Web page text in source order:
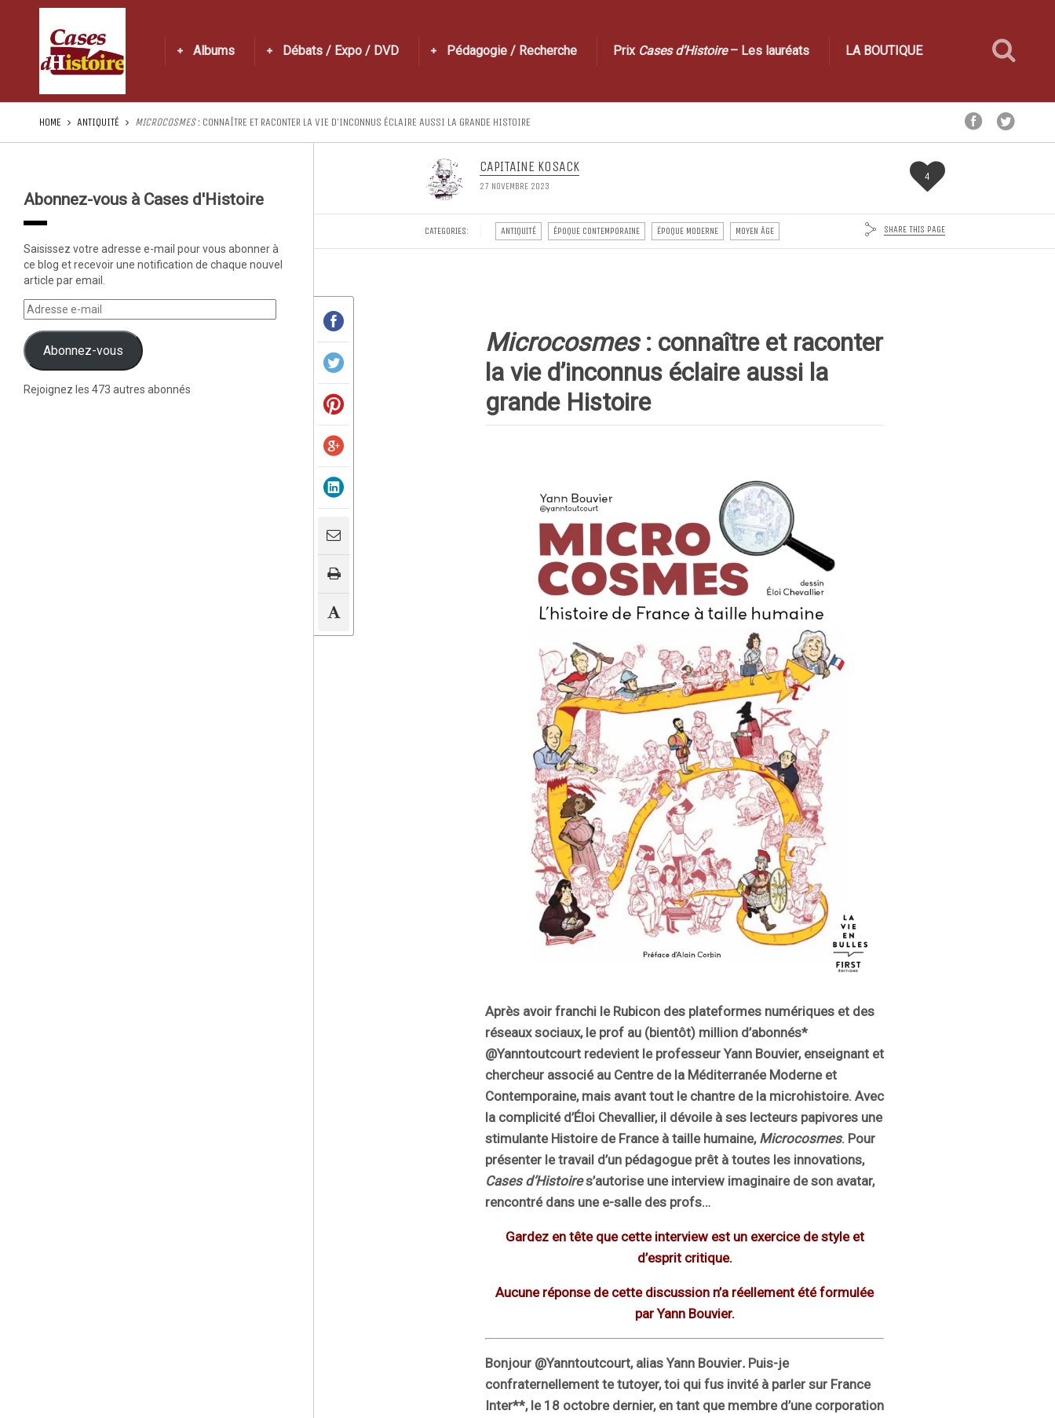
Albums Débats / Expo / DVD Pédagogie / Recherche Prix Cases d’Histoire– Les lauréats LA BOUTIQUE
HOME ANTIQUITÉ MICROCOSMES: CONNAÎTRE ET RACONTER LA VIE D’INCONNUS ÉCLAIRE AUSSI LA GRANDE HISTOIRE
Abonnez-vous à Cases d'Histoire
Saisissez votre adresse e-mail pour vous abonner à
ce blog et recevoir une notification de chaque nouvel
article par email.
Abonnez-vous
Rejoignez les 473 autres abonnés
CAPITAINE KOSACK
27 NOVEMBRE 2023
4
CATEGORIES: ANTIQUITÉ ÉPOQUE CONTEMPORAINE ÉPOQUE MODERNE MOYEN ÂGE SHARE THIS PAGE
Microcosmes: connaître et raconter
la vie d’inconnus éclaire aussi la
grande Histoire
Après avoir franchi le Rubicon des plateformes numériques et des
réseaux sociaux, le prof au (bientôt) million d’abonnés*
@Yanntoutcourt redevient le professeur Yann Bouvier, enseignant et
chercheur associé au Centre de la Méditerranée Moderne et
Contemporaine, mais avant tout le chantre de la microhistoire. Avec
la complicité d’Éloi Chevallier, il dévoile à ses lecteurs papivores une
stimulante Histoire de France à taille humaine, Microcosmes. Pour
présenter le travail d’un pédagogue prêt à toutes les innovations,
Cases d’Histoires’autorise une interview imaginaire de son avatar,
rencontré dans une e-salle des profs…
Gardez en tête que cette interview est un exercice de style et
d’esprit critique.
Aucune réponse de cette discussion n’a réellement été formulée
par Yann Bouvier.
Bonjour @Yanntoutcourt, alias Yann Bouvier. Puis-je
confraternellement te tutoyer, toi qui fus invité à parler sur France
Inter**, le 18 octobre dernier, en tant que membre d’une corporation